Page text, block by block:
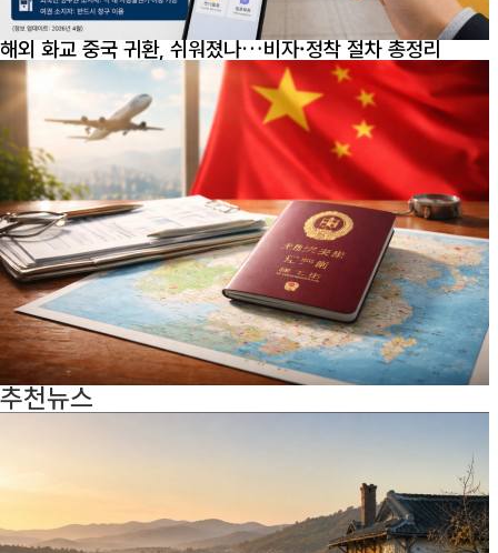
해외 화교 중국 귀환, 쉬워졌나…비자·정착 절차 총정리
추천뉴스